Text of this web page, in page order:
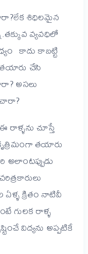
శిధిలమైన
వ్యవధిలో
కాదు కాబట్టి
తయారు చేసి
అసలు
చూస్తే
తయారు
అలాంటప్పుడు
ఏళ్ళ క్రితం నాటివీ
గులక రాళ్ళ
విద్యను అప్పటికే